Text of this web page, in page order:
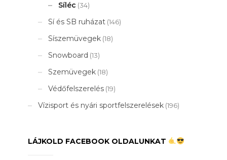
Síléc (34)
Sí és SB ruházat (146)
Síszemüvegek (18)
Snowboard (13)
Szemüvegek (18)
Védőfelszerelés (19)
Vízisport és nyári sportfelszerelések (196)
LÁJKOLD FACEBOOK OLDALUNKAT